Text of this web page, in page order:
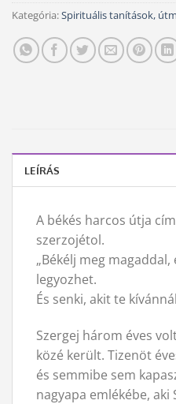
Kategória:Spirituális tanítások,
LEÍRÁS
A békés harcos útja
szerzojétol.
„Békélj meg
legyozhet.
És senki, akit te
Szergej három éves
közé került. Tizenöt
és semmibe sem
nagyapa emlékébe, aki